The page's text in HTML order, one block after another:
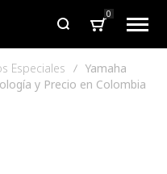
0
Especiales
Yamaha
y Precio en Colombia